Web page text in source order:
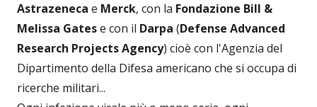
Astrazeneca e Merck, con la Fondazione Bill &
Melissa Gatese con il Darpa (Defense Advanced
Research Projects Agency) cioè con l'Agenzia del
Dipartimento della Difesa americano che si occupa di
ricerche militari...